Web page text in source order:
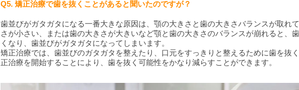
Q5. 矯正治療で歯を抜くことがあると聞いたのですが？
歯並びがガタガタになる一番大きな原因は、顎の大きさと歯の大きさバランスが取れ
さが小さい、または歯の大きさが大きいなど顎と歯の大きさのバランスが崩れると、
くなり、歯並びがガタガタになってしまいます。
矯正治療では、歯並びのガタガタを整えたり、口元をすっきりと整えるために歯を抜
正治療を開始することにより、歯を抜く可能性をかなり減らすことができます。